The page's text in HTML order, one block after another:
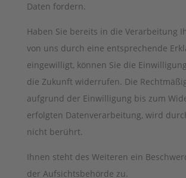
Daten fordern.
Haben Sie bereits in die Verarbeitung
von uns durch eine entsprechende
eingewilligt, können Sie die
die Zukunft widerrufen. Die
aufgrund der Einwilligung bis zum
erfolgten Datenverarbeitung, wird
nicht berührt.
Ihnen steht des Weiteren ein
der Aufsichtsbehörde zu.